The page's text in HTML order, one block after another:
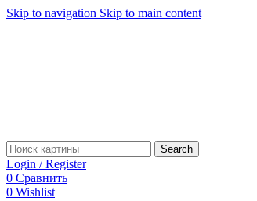
Skip to navigation Skip to main content
Search
Login / Register
0 Сравнить
0 Wishlist